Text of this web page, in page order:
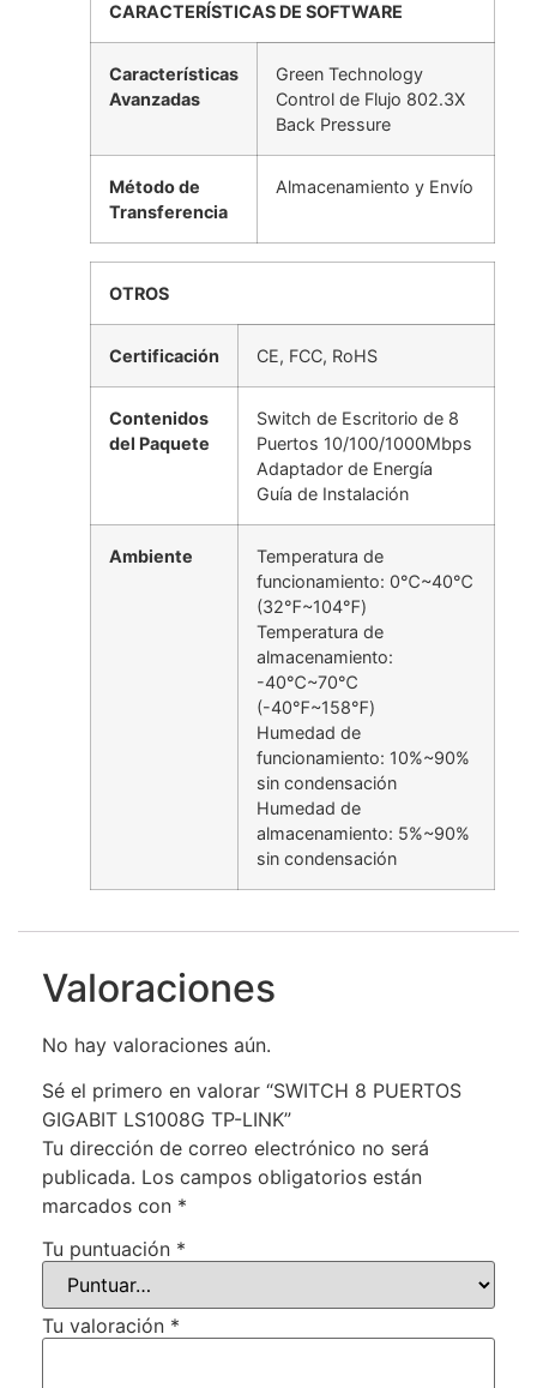
CARACTERÍSTICAS DE SOFTWARE
Características
Avanzadas
Green Technology
Control de Flujo 802.3X
Back Pressure
Método de
Transferencia
Almacenamiento y Envío
OTROS
Certificación CE, FCC, RoHS
Contenidos
del Paquete
Switch de Escritorio de 8
Puertos 10/100/1000Mbps
Adaptador de Energía
Guía de Instalación
Ambiente
Temperatura de
funcionamiento: 0℃~40℃
(32℉~104℉)
Temperatura de
almacenamiento:
-40℃~70℃
(-40℉~158℉)
Humedad de
funcionamiento: 10%~90%
sin condensación
Humedad de
almacenamiento: 5%~90%
sin condensación
Valoraciones
No hay valoraciones aún.
Sé el primero en valorar “SWITCH 8 PUERTOS
GIGABIT LS1008G TP-LINK”
Tu dirección de correo electrónico no será
publicada. Los campos obligatorios están
marcados con *
Tu puntuación *
Tu valoración *